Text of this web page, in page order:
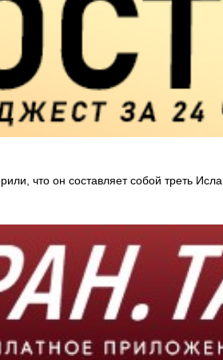
что он составляет собой треть